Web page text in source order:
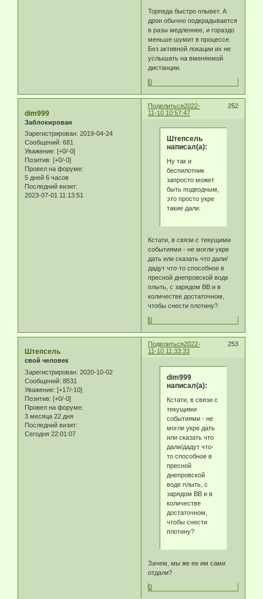
Торпеда быстро плывет. А
дрон обычно подкрадывается
в разы медленнее, и гораздо
меньше шумит в процессе.
Без активной локации их не
услышать на вменяемой
дистанции.
0
Поделиться 252
2022-
11-10 10:57:47
dim999
Заблокирован
Зарегистрирован: 2019-04-24
Сообщений: 681
Уважение: [+0/-0]
Позитив: [+0/-0]
Провел на форуме:
5 дней 6 часов
Последний визит:
2023-07-01 11:13:51
Штепсель
написал(а):
Ну так и
беспилотник
запросто может
быть подводным,
это просто укре
такие дали.
Кстати, в связи с текущими
событиями - не могли укре
дать или сказать что дали/
дадут что-то способное в
пресной днепровской воде
плыть, с зарядом ВВ и в
количестве достаточном,
чтобы снести плотину?
0
Поделиться 253
2022-
11-10 11:33:33
Штепсель
свой человек
Зарегистрирован: 2020-10-02
Сообщений: 8531
Уважение: [+17/-10]
Позитив: [+0/-0]
Провел на форуме:
3 месяца 22 дня
Последний визит:
Сегодня 22:01:07
dim999
написал(а):
Кстати, в связи с
текущими
событиями - не
могли укре дать
или сказать что
дали/дадут что-
то способное в
пресной
днепровской
воде плыть, с
зарядом ВВ и в
количестве
достаточном,
чтобы снести
плотину?
Зачем, мы же ее им сами
отдали?
0